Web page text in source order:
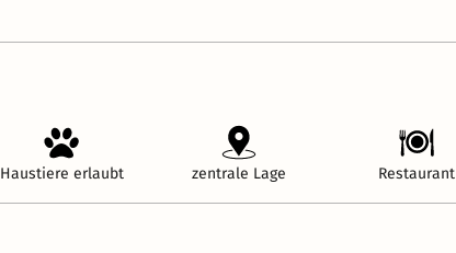
Haustiere erlaubt zentrale Lage Restaurant